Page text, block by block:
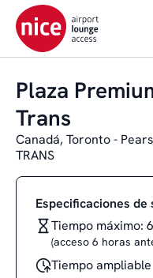
Plaza
Trans
Canadá, Toronto -
TRANS
Especificaciones de
Tiempo máximo:
(acceso 6 horas
Tiempo ampliable